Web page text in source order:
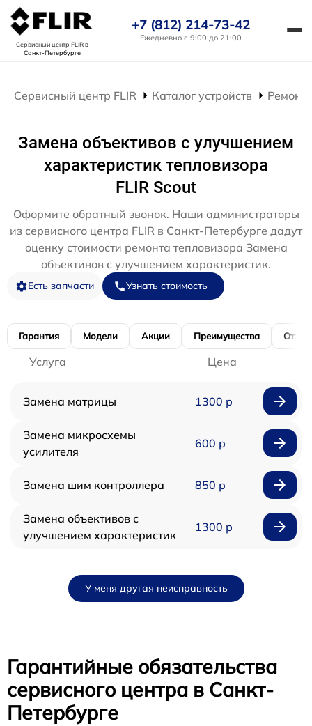
Сервисный центр FLIRв
Санкт-Петербурге
+7 (812) 214-73-42
Ежедневно с 9:00 до 21:00
Сервисный центр FLIR Каталог устройств Ремонт
Замена объективов с улучшением
характеристик тепловизора
FLIR Scout
Оформите обратный звонок. Наши администраторы
из сервисного центра FLIR в Санкт-Петербурге дадут
оценку стоимости ремонта тепловизора Замена
объективов с улучшением характеристик.
Есть запчасти Узнать стоимость
Гарантия Модели Акции Преимущества
Услуга Цена
Замена матрицы 1300 р
Замена микросхемы
усилителя
600 р
Замена шим контроллера 850 р
Замена объективов с
улучшением характеристик
1300 р
У меня другая неисправность
Гарантийные обязательства
сервисного центра в Санкт-
Петербурге